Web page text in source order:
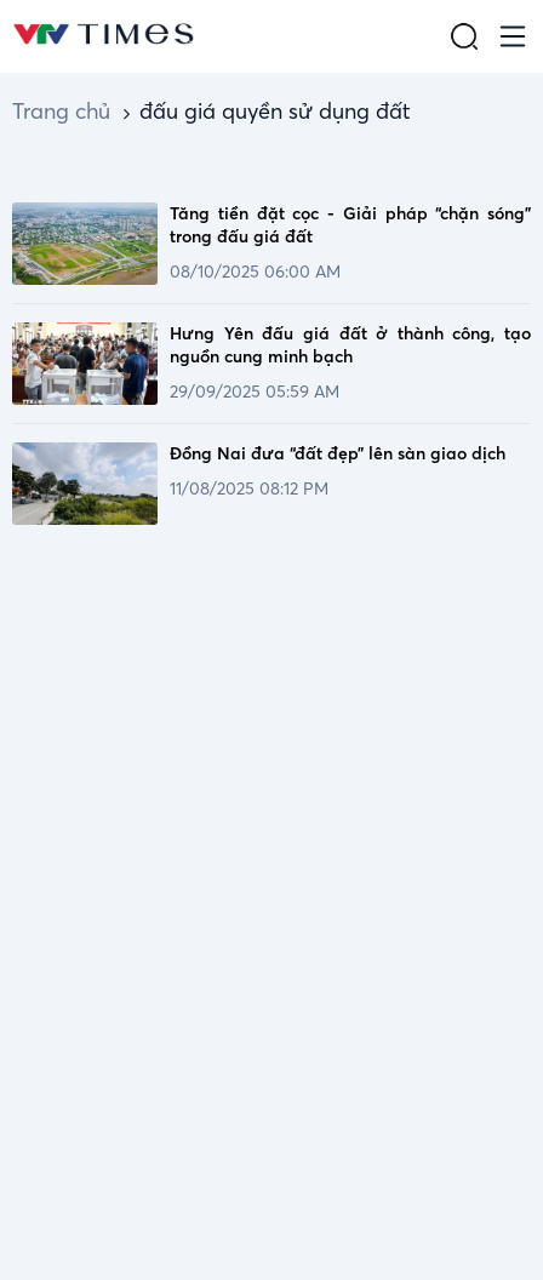
Trang chủ đấu giá quyền sử dụng đất
Tăng tiền đặt cọc - Giải pháp “chặn sóng”
trong đấu giá đất
08/10/2025 06:00 AM
Hưng Yên đấu giá đất ở thành công, tạo
nguồn cung minh bạch
29/09/2025 05:59 AM
Đồng Nai đưa “đất đẹp” lên sàn giao dịch
11/08/2025 08:12 PM